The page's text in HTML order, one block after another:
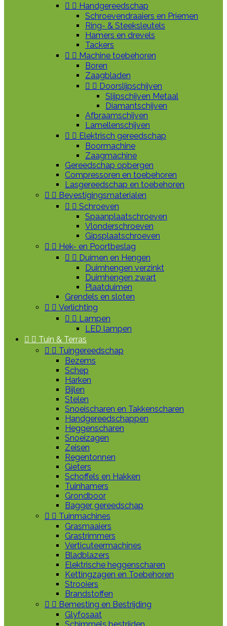
  Handgereedschap
Schroevendraaiers en Priemen
Ring- & Steeksleutels
Hamers en drevels
Tackers
  Machine toebehoren
Boren
Zaagbladen
  Doorslijpschijven
Slijpschijven Metaal
Diamantschijven
Afbraamschijven
Lamellenschijven
  Elektrisch gereedschap
Boormachine
Zaagmachine
Gereedschap opbergen
Compressoren en toebehoren
Lasgereedschap en toebehoren
  Bevestigingsmaterialen
  Schroeven
Spaanplaatschroeven
Vlonderschroeven
Gipsplaatschroeven
  Hek- en Poortbeslag
  Duimen en Hengen
Duimhengen verzinkt
Duimhengen zwart
Plaatduimen
Grendels en sloten
  Verlichting
  Lampen
LED lampen
  Tuin & Terras
  Tuingereedschap
Bezems
Schep
Harken
Bijlen
Stelen
Snoeischaren en Takkenscharen
Handgereedschappen
Heggenscharen
Snoeizagen
Zeisen
Regentonnen
Gieters
Schoffels en Hakken
Tuinhamers
Grondboor
Bagger gereedschap
  Tuinmachines
Grasmaaiers
Grastrimmers
Verticuteermachines
Bladblazers
Elektrische heggenscharen
Kettingzagen en Toebehoren
Strooiers
Brandstoffen
  Bemesting en Bestrijding
Glyfosaat